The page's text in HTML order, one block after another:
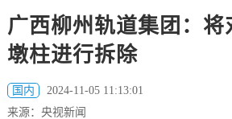
广西柳州轨道集团：将
墩柱进行拆除
国内
2024-11-05 11:13:01
来源：央视新闻